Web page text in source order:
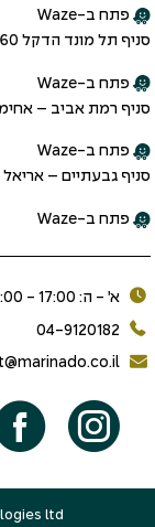
פתח ב-Waze
סניף תל מונד הדקל 60
פתח ב-Waze
סניף רמת אביב –
פתח ב-Waze
סניף גבעתיים – אריאל
פתח ב-Waze
א׳ - ה: 17:00 - 9:00
04-9120182
ltd